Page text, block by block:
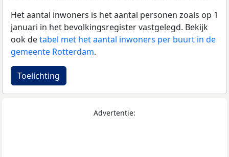
Het aantal inwoners is het aantal personen zoals op 1
januari in het bevolkingsregister vastgelegd. Bekijk
ook detabel met het aantal inwoners per buurt in de
gemeente Rotterdam.
Toelichting
Advertentie: